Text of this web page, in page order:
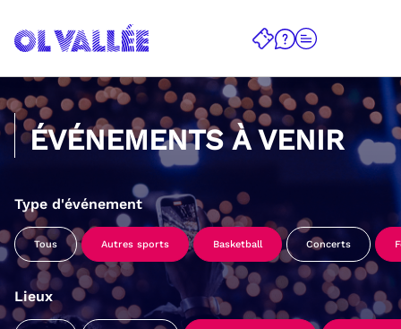
ÉVÉNEMENTS À VENIR
Type d'événement
Tous Autres sports Basketball Concerts
Lieux